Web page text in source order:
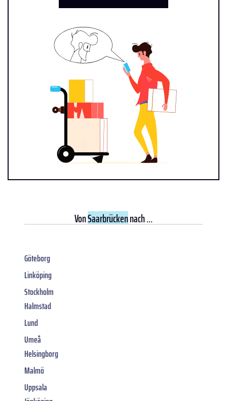
VonSaarbrückennach ...
Göteborg
Linköping
Stockholm
Halmstad
Lund
Umeå
Helsingborg
Malmö
Uppsala